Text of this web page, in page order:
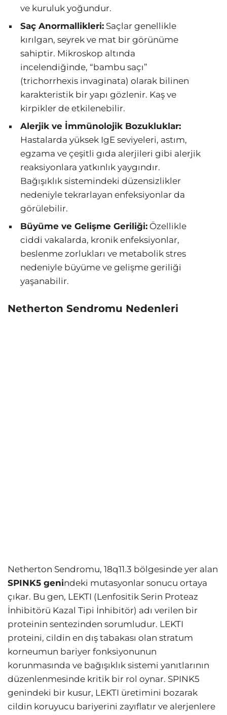
ve kuruluk yoğundur.
Saç Anormallikleri: Saçlar genellikle
kırılgan, seyrek ve mat bir görünüme
sahiptir. Mikroskop altında
incelendiğinde, “bambu saçı”
(trichorrhexis invaginata) olarak bilinen
karakteristik bir yapı gözlenir. Kaş ve
kirpikler de etkilenebilir.
Alerjik ve İmmünolojik Bozukluklar:
Hastalarda yüksek IgE seviyeleri, astım,
egzama ve çeşitli gıda alerjileri gibi alerjik
reaksiyonlara yatkınlık yaygındır.
Bağışıklık sistemindeki düzensizlikler
nedeniyle tekrarlayan enfeksiyonlar da
görülebilir.
Büyüme ve Gelişme Geriliği: Özellikle
ciddi vakalarda, kronik enfeksiyonlar,
beslenme zorlukları ve metabolik stres
nedeniyle büyüme ve gelişme geriliği
yaşanabilir.
Netherton Sendromu Nedenleri
Netherton Sendromu, 18q11.3 bölgesinde yer alan
SPINK5 genindeki mutasyonlar sonucu ortaya
çıkar. Bu gen, LEKTI (Lenfositik Serin Proteaz
İnhibitörü Kazal Tipi İnhibitör) adı verilen bir
proteinin sentezinden sorumludur. LEKTI
proteini, cildin en dış tabakası olan stratum
korneumun bariyer fonksiyonunun
korunmasında ve bağışıklık sistemi yanıtlarının
düzenlenmesinde kritik bir rol oynar. SPINK5
genindeki bir kusur, LEKTI üretimini bozarak
cildin koruyucu bariyerini zayıflatır ve alerjenlere